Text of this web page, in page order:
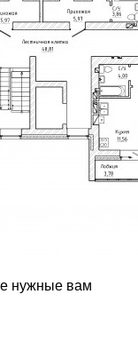
нужные вам